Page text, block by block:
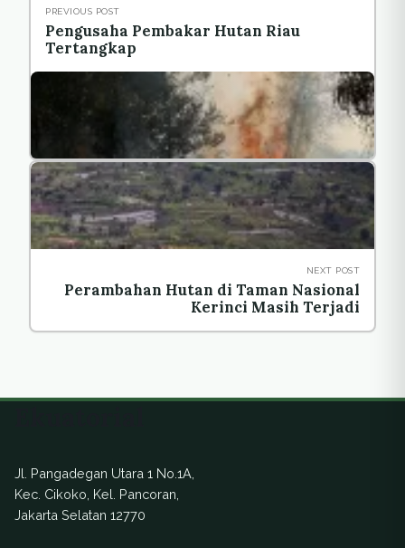
PREVIOUS POST
Pengusaha Pembakar Hutan Riau
Tertangkap
NEXT POST
Perambahan Hutan di Taman Nasional
Kerinci Masih Terjadi
Jl. Pangadegan Utara 1 No.1A,
Kec. Cikoko, Kel. Pancoran,
Jakarta Selatan 12770